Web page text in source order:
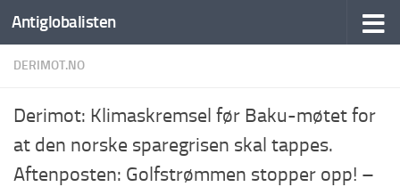
Antiglobalisten
DERIMOT.NO
Derimot: Klimaskremsel før Baku-møtet for
at den norske sparegrisen skal tappes.
Aftenposten: Golfstrømmen stopper opp! –